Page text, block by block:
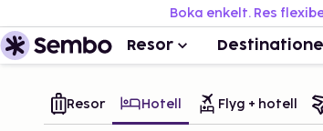
Boka enkelt. Res
Resor
Resor Hotell Flyg + hotell